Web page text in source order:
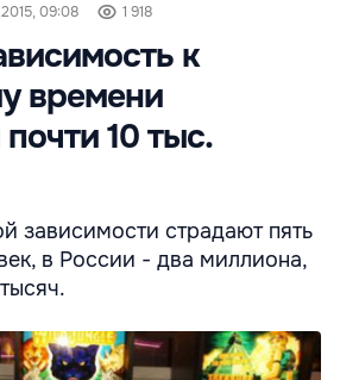
09:08 1 918
к
времени
10 тыс.
зависимости страдают пять
в России - два миллиона,